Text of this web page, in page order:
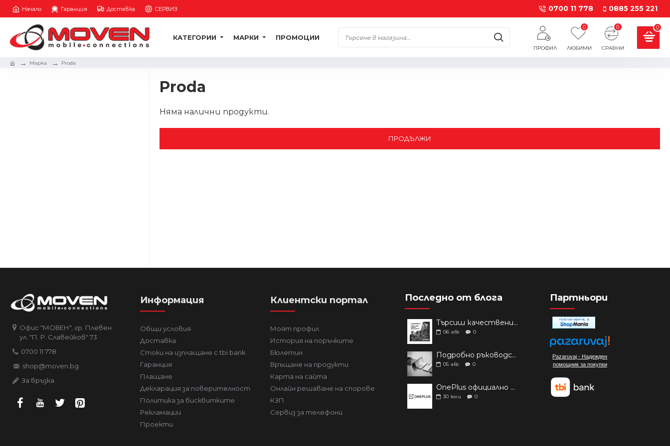
Начало Гаранция Доставка СЕРВИЗ 0700 11 778 0885 255 221
КАТЕГОРИИ МАРКИ ПРОМОЦИИ
ПРОФИЛ ЛЮБИМИ
0
СРАВНИ
0 0
Марка Proda
Proda
Няма налични продукти.
ПРОДЪЛЖИ
Офис "МОВЕН", гр. Плевен
ул. "П. Р. Славейков" 73
0700 11 778
shop@moven.bg
За връзка
Информация
Общи условия
Доставка
Стоки на изплащане с tbi bank
Гаранция
Плащане
Декларация за поверителност
Политика за бисквитките
Рекламации
Проекти
Клиентски портал
Моят профил
История на поръчките
Бюлетин
Връщане на продукти
Карта на сайта
Онлайн решаване на спорове
КЗП
Сервиз за телефони
Последно от блога
Търсиш качествени аксесоари за твоя модел? Как правилно да защитим новия си смартфон: Ръководство за аксесоари през 2026 г.
06 авг 0
Подробно ръководство: Кой смартфон да купиш през 2026 г.?
05 авг 0
OnePlus официално изчерпа наличностите си от телефони на основни пазари
30 юли 0
Партньори
Pazaruvaj - Надежден
помощник за покупки